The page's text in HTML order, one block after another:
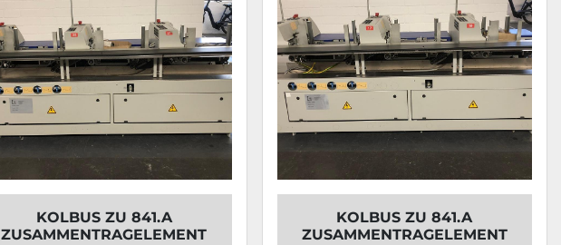
KOLBUS ZU 841.A
ZUSAMMENTRAGELEMENT
KOLBUS ZU 841.A
ZUSAMMENTRAGELEMENT